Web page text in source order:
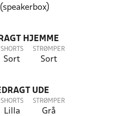
(speakerbox)
HJEMME
SHORTS
Sort
STRØMPER
Sort
UDE
SHORTS
Lilla
STRØMPER
Grå